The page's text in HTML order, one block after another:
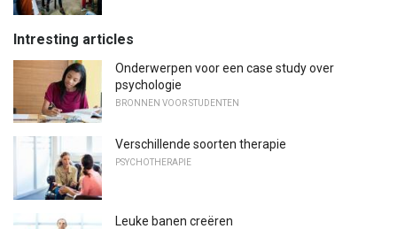
Intresting articles
Onderwerpen voor een case study over
psychologie
BRONNEN VOOR STUDENTEN
Verschillende soorten therapie
PSYCHOTHERAPIE
Leuke banen creëren